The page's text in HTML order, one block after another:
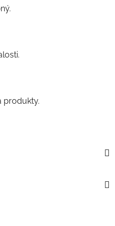
produkty.